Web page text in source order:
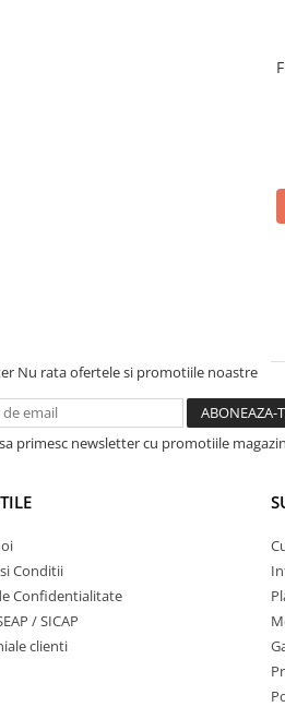
si vopsit
rutiere
Nu rata ofertele si promotiile noastre
primesc newsletter cu promotiile
Conditii
Confidentialitate
/ SICAP
clienti